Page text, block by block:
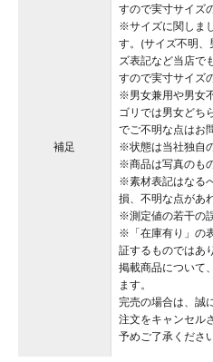
補足
すので実寸サイズ
※サイズに関しま
す。(サイズ不明、
ズ表記など当店で
すので実寸サイズ
※男女兼用や男女
ゴリでは男女どち
でご不明な点はお
※状態は当社独自
※商品は写真のも
※素材表記はなる
損、不明な点があ
※測定値の若干の
※「在庫有り」の
証するものではあ
掲載商品について
ます。
完売の場合は、誠
注文をキャンセル
予めご了承ください